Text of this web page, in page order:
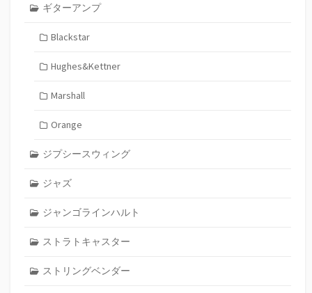
ギターアンプ
Blackstar
Hughes&Kettner
Marshall
Orange
ジプシースウィング
ジャズ
ジャンゴラインハルト
ストラトキャスター
ストリングベンダー